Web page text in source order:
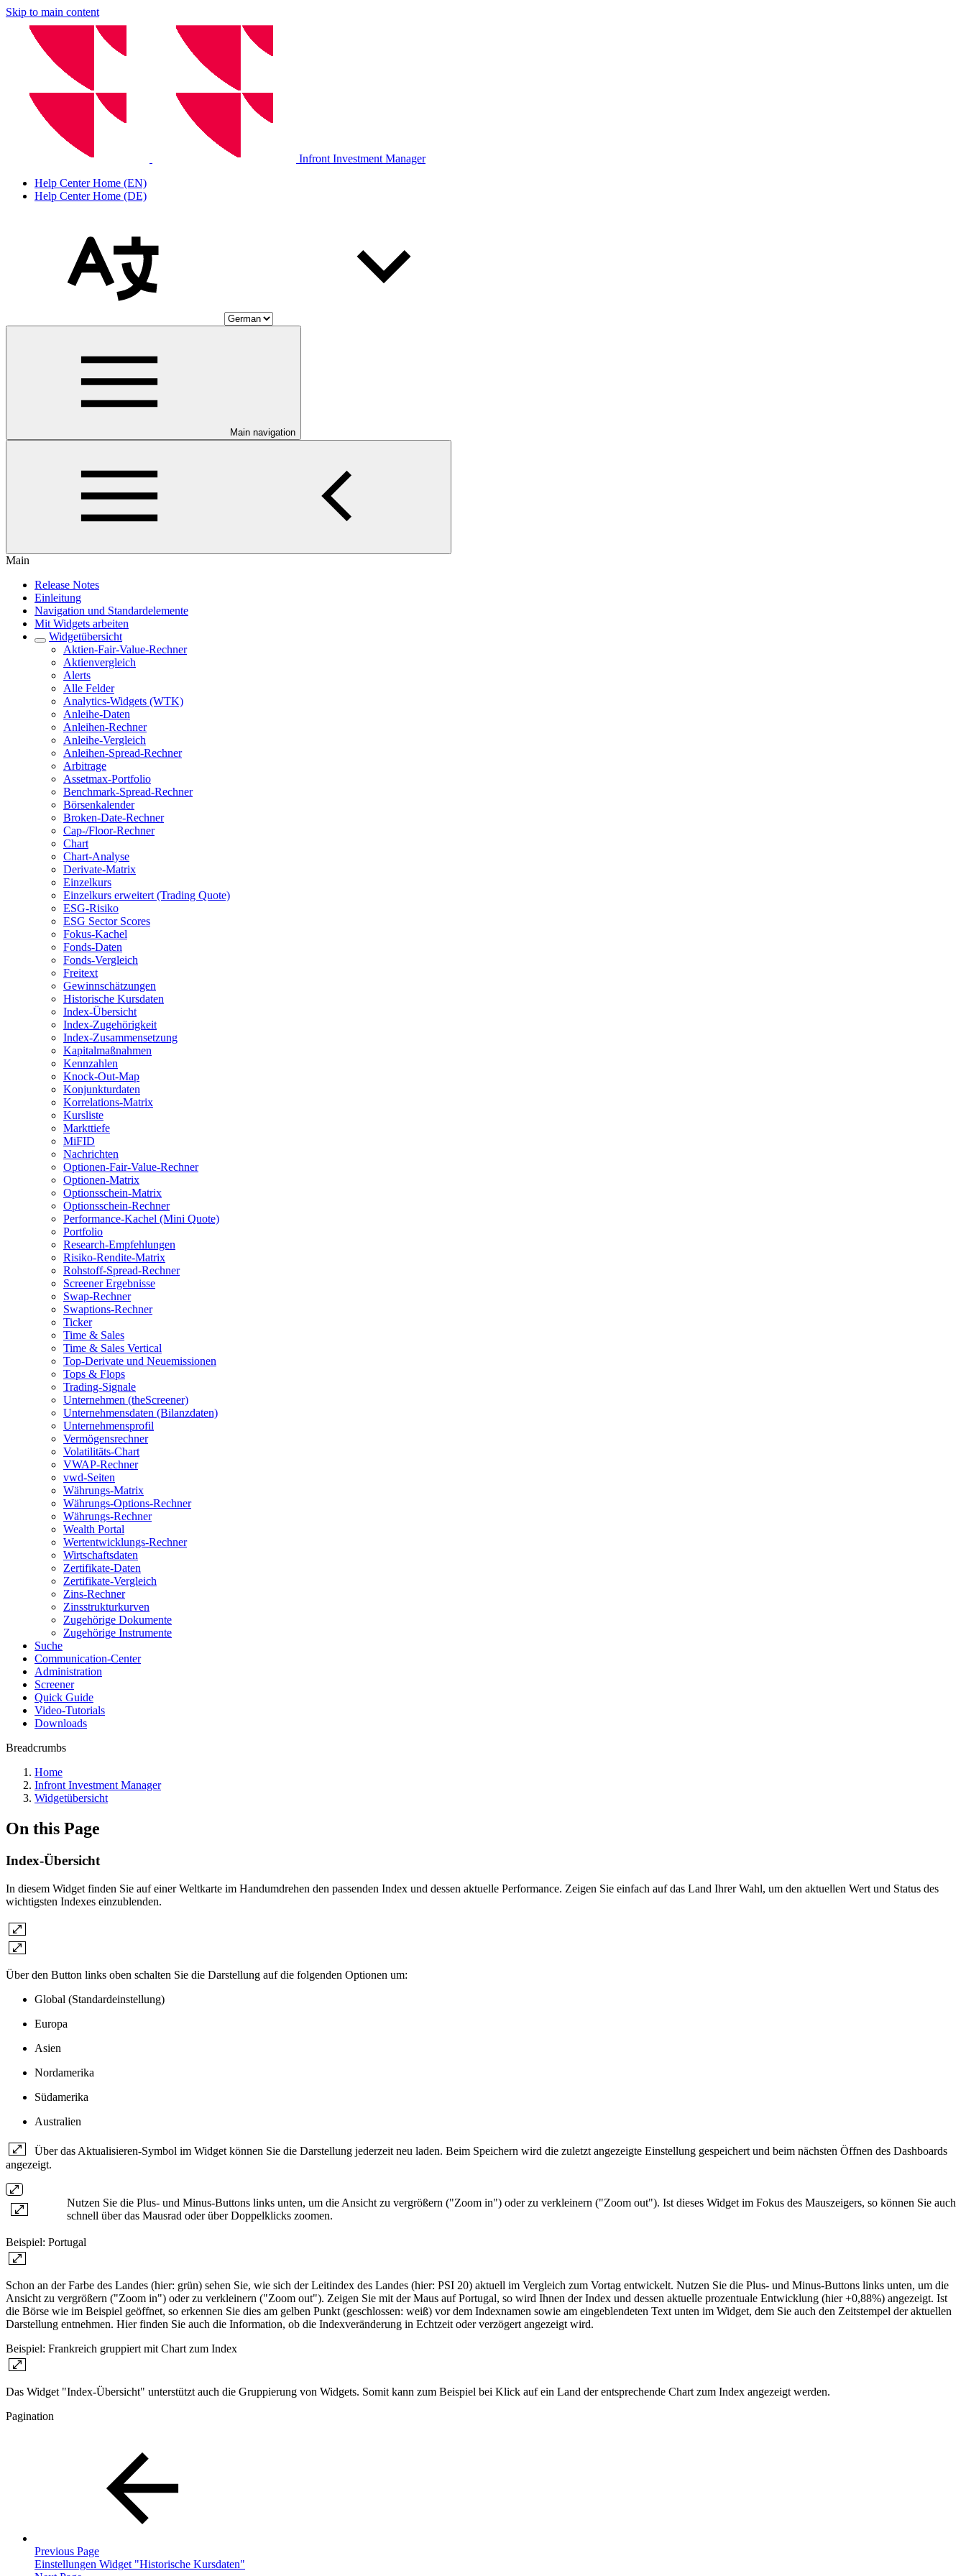
Skip to main content
Infront Investment Manager
Help Center Home (EN)
Help Center Home (DE)
Main navigation
Main
Release Notes
Einleitung
Navigation und Standardelemente
Mit Widgets arbeiten
Widgetübersicht
Aktien-Fair-Value-Rechner
Aktienvergleich
Alerts
Alle Felder
Analytics-Widgets (WTK)
Anleihe-Daten
Anleihen-Rechner
Anleihe-Vergleich
Anleihen-Spread-Rechner
Arbitrage
Assetmax-Portfolio
Benchmark-Spread-Rechner
Börsenkalender
Broken-Date-Rechner
Cap-/Floor-Rechner
Chart
Chart-Analyse
Derivate-Matrix
Einzelkurs
Einzelkurs erweitert (Trading Quote)
ESG-Risiko
ESG Sector Scores
Fokus-Kachel
Fonds-Daten
Fonds-Vergleich
Freitext
Gewinnschätzungen
Historische Kursdaten
Index-Übersicht
Index-Zugehörigkeit
Index-Zusammensetzung
Kapitalmaßnahmen
Kennzahlen
Knock-Out-Map
Konjunkturdaten
Korrelations-Matrix
Kursliste
Markttiefe
MiFID
Nachrichten
Optionen-Fair-Value-Rechner
Optionen-Matrix
Optionsschein-Matrix
Optionsschein-Rechner
Performance-Kachel (Mini Quote)
Portfolio
Research-Empfehlungen
Risiko-Rendite-Matrix
Rohstoff-Spread-Rechner
Screener Ergebnisse
Swap-Rechner
Swaptions-Rechner
Ticker
Time & Sales
Time & Sales Vertical
Top-Derivate und Neuemissionen
Tops & Flops
Trading-Signale
Unternehmen (theScreener)
Unternehmensdaten (Bilanzdaten)
Unternehmensprofil
Vermögensrechner
Volatilitäts-Chart
VWAP-Rechner
vwd-Seiten
Währungs-Matrix
Währungs-Options-Rechner
Währungs-Rechner
Wealth Portal
Wertentwicklungs-Rechner
Wirtschaftsdaten
Zertifikate-Daten
Zertifikate-Vergleich
Zins-Rechner
Zinsstrukturkurven
Zugehörige Dokumente
Zugehörige Instrumente
Suche
Communication-Center
Administration
Screener
Quick Guide
Video-Tutorials
Downloads
Breadcrumbs
Home
Infront Investment Manager
Widgetübersicht
On this Page
Index-Übersicht
In diesem Widget finden Sie auf einer Weltkarte im Handumdrehen den passenden Index und dessen aktuelle Performance. Zeigen Sie einfach auf das Land Ihrer Wahl, um den aktuellen Wert und Status des
wichtigsten Indexes einzublenden.
Über den Button links oben schalten Sie die Darstellung auf die folgenden Optionen um:
Global (Standardeinstellung)
Europa
Asien
Nordamerika
Südamerika
Australien
Über das Aktualisieren-Symbol im Widget können Sie die Darstellung jederzeit neu laden. Beim Speichern wird die zuletzt angezeigte Einstellung gespeichert und beim nächsten Öffnen des Dashboards
angezeigt.
Nutzen Sie die Plus- und Minus-Buttons links unten, um die Ansicht zu vergrößern ("Zoom in") oder zu verkleinern ("Zoom out"). Ist dieses Widget im Fokus des Mauszeigers, so können Sie auch
schnell über das Mausrad oder über Doppelklicks zoomen.
Beispiel: Portugal
Schon an der Farbe des Landes (hier: grün) sehen Sie, wie sich der Leitindex des Landes (hier: PSI 20) aktuell im Vergleich zum Vortag entwickelt. Nutzen Sie die Plus- und Minus-Buttons links unten, um die
Ansicht zu vergrößern ("Zoom in") oder zu verkleinern ("Zoom out"). Zeigen Sie mit der Maus auf Portugal, so wird Ihnen der Index und dessen aktuelle prozentuale Entwicklung (hier +0,88%) angezeigt. Ist
die Börse wie im Beispiel geöffnet, so erkennen Sie dies am gelben Punkt (geschlossen: weiß) vor dem Indexnamen sowie am eingeblendeten Text unten im Widget, dem Sie auch den Zeitstempel der aktuellen
Darstellung entnehmen. Hier finden Sie auch die Information, ob die Indexveränderung in Echtzeit oder verzögert angezeigt wird.
Beispiel: Frankreich gruppiert mit Chart zum Index
Das Widget "Index-Übersicht" unterstützt auch die Gruppierung von Widgets. Somit kann zum Beispiel bei Klick auf ein Land der entsprechende Chart zum Index angezeigt werden.
Pagination
Previous Page
Einstellungen Widget "Historische Kursdaten"